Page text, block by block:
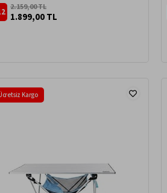
Kamp Masası Büyük Boy - Gümüş
1.899,00 TL
2.159,00 TL
Kargo